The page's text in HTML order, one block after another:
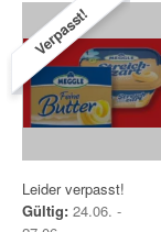
Verpasst!
Leider verpasst!
Gültig: 24.06. -